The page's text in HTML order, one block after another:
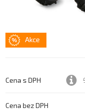
Cena s DPH
Cena bez DPH